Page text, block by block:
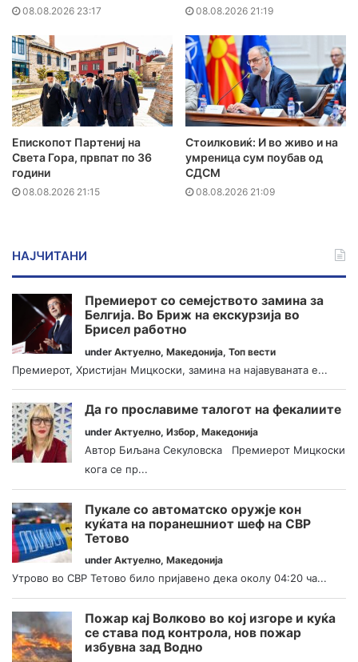
08.08.2026 23:17 08.08.2026 21:19
Епископот Партениј на
Света Гора, првпат по 36
години
08.08.2026 21:15
Стоилковиќ: И во живо и на
умреница сум поубав од
СДСМ
08.08.2026 21:09
НАЈЧИТАНИ
Премиерот со семејството замина за
Белгија. Во Бриж на екскурзија во
Брисел работно
under Актуелно, Македонија, Топ вести
Премиерот, Христијан Мицкоски, замина на најавуваната е...
Да го прославиме талогот на фекалиите
under Актуелно, Избор, Македонија
Автор Биљана Секуловска Премиерот Мицкоски
кога се пр...
Пукале со автоматско оружје кон
куќата на поранешниот шеф на СВР
Тетово
under Актуелно, Македонија
Утрово во СВР Тетово било пријавено дека околу 04:20 ча...
Пожар кај Волково во кој изгоре и куќа
се става под контрола, нов пожар
избувна зад Водно